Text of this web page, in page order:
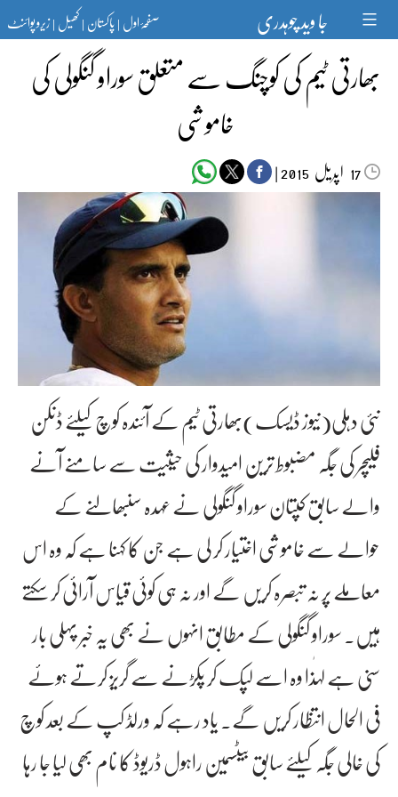
content جا وید چوہدری صفحۂ اول|پاکستان|کھیل|زیرو پوائنٹ
بھارتی ٹیم کی کوچنگ سے متعلق سوراو گنگولی کی
خاموشی
17 اپریل‬‮ |
نئی دہلی(نیوز ڈیسک)بھارتی ٹیم کے آئندہ کوچ کیلئے ڈنکن
فلیچر کی جگہ مضبوط ترین امیدوار کی حیثیت سے سامنے آنے
والے سابق کپتان سوراو گنگولی نے عہدہ سنبھالنے کے
حوالے سے خاموشی اختیار کر لی ہے جن کا کہنا ہے کہ وہ اس
معاملے پر نہ تبصرہ کریں گے اور نہ ہی کوئی قیاس آرائی کر سکتے
ہیں۔ سوراو گنگولی کے مطابق انہوں نے بھی یہ خبر پہلی بار
سنی ہے لہٰذا وہ اسے لپک کر پکڑنے سے گریز کرتے ہوئے
فی الحال انتظار کریں گے۔ یاد رہے کہ ورلڈ کپ کے بعد کوچ
کی خالی جگہ کیلئے سابق بیٹسمین راہول ڈریوڈ کا نام بھی لیا جا رہا